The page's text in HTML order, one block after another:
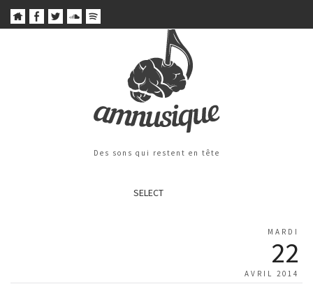
Des sons qui restent en tête
SELECT
MARDI
22
AVRIL 2014